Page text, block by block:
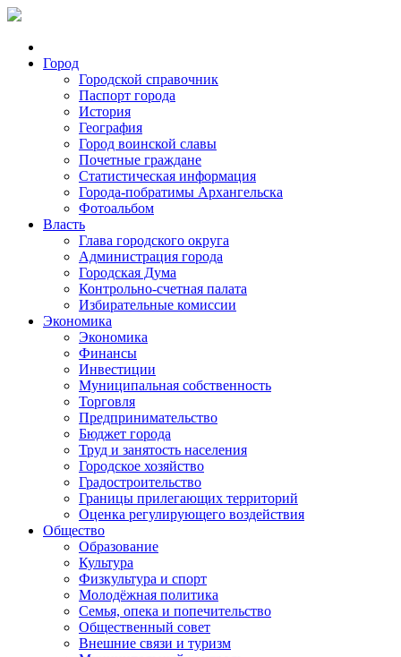
Город
Городской справочник
Паспорт города
История
География
Город воинской славы
Почетные граждане
Статистическая информация
Города-побратимы Архангельска
Фотоальбом
Власть
Глава городского округа
Администрация города
Городская Дума
Контрольно-счетная палата
Избирательные комиссии
Экономика
Экономика
Финансы
Инвестиции
Муниципальная собственность
Торговля
Предпринимательство
Бюджет города
Труд и занятость населения
Городское хозяйство
Градостроительство
Границы прилегающих территорий
Оценка регулирующего воздействия
Общество
Образование
Культура
Физкультура и спорт
Молодёжная политика
Семья, опека и попечительство
Общественный совет
Внешние связи и туризм